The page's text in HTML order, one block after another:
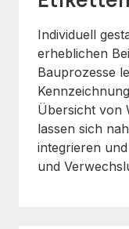
Individuell
erheblichen
Bauprozesse
Übersicht von
lassen sich
integrieren
und